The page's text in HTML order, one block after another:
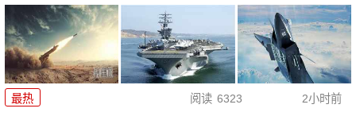
最热 阅读 6323 2小时前